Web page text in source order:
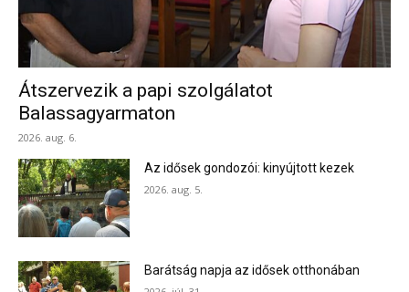
Átszervezik a papi szolgálatot
Balassagyarmaton
2026. aug. 6.
Az idősek gondozói: kinyújtott kezek
2026. aug. 5.
Barátság napja az idősek otthonában